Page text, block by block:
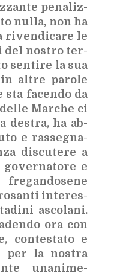
pe­na­liz­
nul­la, non ha
ri­ven­di­ca­re le
del no­stro ter­
sen­ti­re la sua
al­tre pa­ro­le
sta fa­cen­do da
Mar­che ci
de­stra, ha ab­
e ras­se­gna­
di­scu­te­re a
go­ver­na­to­re e
in­te­res­
asco­la­ni.
ora con
con­te­sta­to e
per la no­stra
una­ni­me­